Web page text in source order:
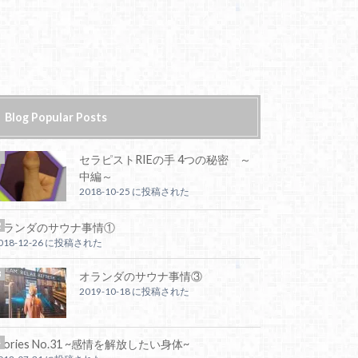
Blog Popular Posts
セラピストRIEの手 4つの秘密 ～
中編～
2018-10-25 に投稿された
ランダのサウナ事情①
12-26 に投稿された
オランダのサウナ事情③
2019-10-18 に投稿された
No.31 ~感情を解放したい身体~